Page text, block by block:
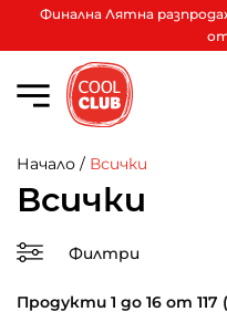
Финална Лятна
Начало / Всички
Всички
Филтри
Продукти 1 до 16 от